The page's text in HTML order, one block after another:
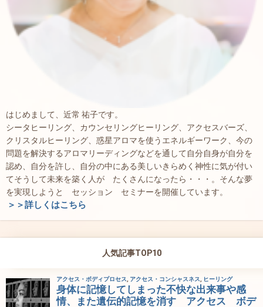
はじめまして、近常 祐子です。
シータヒーリング、カウンセリングヒーリング、アクセスバーズ、
クリスタルヒーリング、惑星アロマを使うエネルギーワーク、今の
問題を解決するアロマリーディングなどを通して自分自身が自分を
認め、自分を許し、自分の中にある美しいきらめく神性に気が付い
てそうして未来を築く人が たくさんになったら・・・。そんな夢
を実現しようと セッション セミナーを開催しています。
＞＞詳しくはこちら
人気記事TOP10